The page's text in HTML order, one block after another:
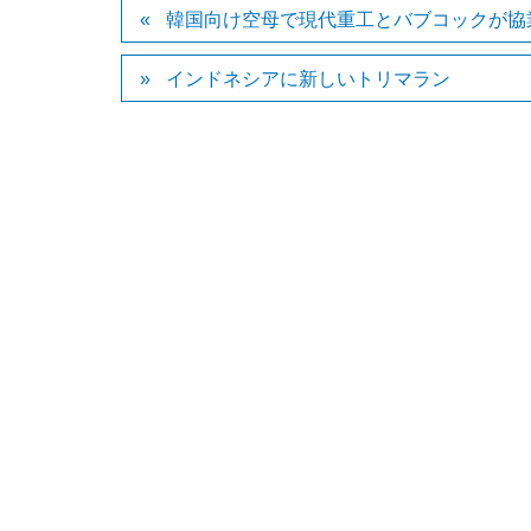
韓国向け空母で現代重工とバブコックが協
インドネシアに新しいトリマラン